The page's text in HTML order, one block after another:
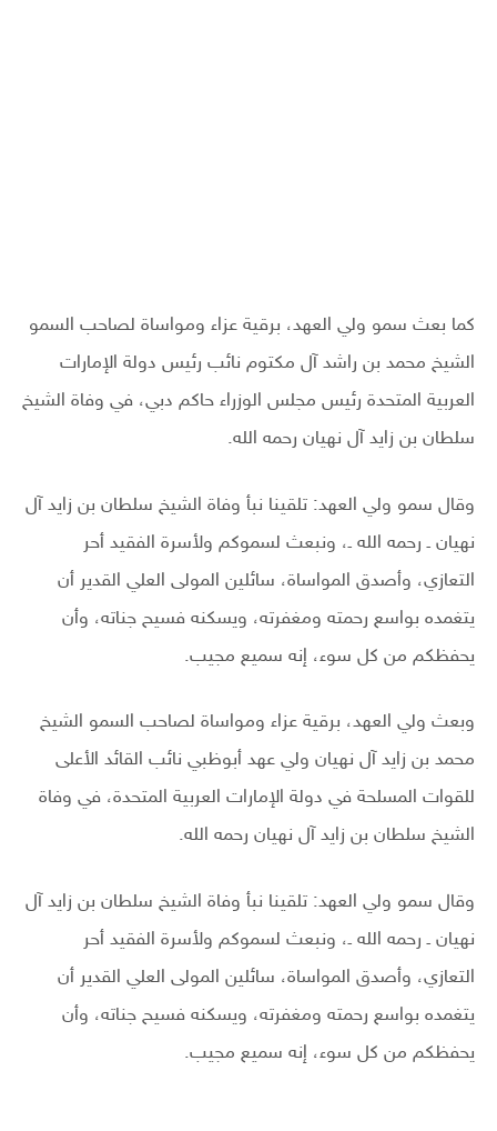
كما بعث سمو ولي العهد، برقية عزاء ومواساة لصاحب السمو
الشيخ محمد بن راشد آل مكتوم نائب رئيس دولة الإمارات
العربية المتحدة رئيس مجلس الوزراء حاكم دبي، في وفاة الشيخ
سلطان بن زايد آل نهيان رحمه الله.
وقال سمو ولي العهد: تلقينا نبأ وفاة الشيخ سلطان بن زايد آل
نهيان ـ رحمه الله ـ، ونبعث لسموكم ولأسرة الفقيد أحر
التعازي، وأصدق المواساة، سائلين المولى العلي القدير أن
يتغمده بواسع رحمته ومغفرته، ويسكنه فسيح جناته، وأن
يحفظكم من كل سوء، إنه سميع مجيب.
وبعث ولي العهد، برقية عزاء ومواساة لصاحب السمو الشيخ
محمد بن زايد آل نهيان ولي عهد أبوظبي نائب القائد الأعلى
للقوات المسلحة في دولة الإمارات العربية المتحدة، في وفاة
الشيخ سلطان بن زايد آل نهيان رحمه الله.
وقال سمو ولي العهد: تلقينا نبأ وفاة الشيخ سلطان بن زايد آل
نهيان ـ رحمه الله ـ، ونبعث لسموكم ولأسرة الفقيد أحر
التعازي، وأصدق المواساة، سائلين المولى العلي القدير أن
يتغمده بواسع رحمته ومغفرته، ويسكنه فسيح جناته، وأن
يحفظكم من كل سوء، إنه سميع مجيب.